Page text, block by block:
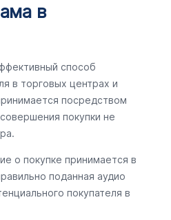
в
способ
в торговых центрах и
посредством
покупки не
о покупке принимается в
поданная аудио
покупателя в